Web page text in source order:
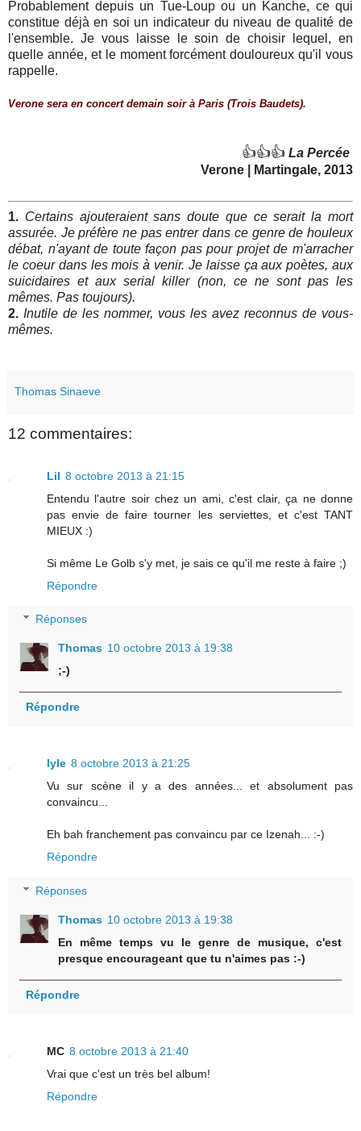
Probablement depuis un Tue-Loup ou un Kanche, ce qui
constitue déjà en soi un indicateur du niveau de qualité de
l'ensemble. Je vous laisse le soin de choisir lequel, en
quelle année, et le moment forcément douloureux qu'il vous
rappelle.
Verone sera en concert demain soir à Paris (Trois Baudets).
👍👍👍 La Percée
Verone | Martingale, 2013
1. Certains ajouteraient sans doute que ce serait la mort
assurée. Je préfère ne pas entrer dans ce genre de houleux
débat, n'ayant de toute façon pas pour projet de m'arracher
le coeur dans les mois à venir. Je laisse ça aux poètes, aux
suicidaires et aux serial killer (non, ce ne sont pas les
mêmes. Pas toujours).
2. Inutile de les nommer, vous les avez reconnus de vous-
mêmes.
Thomas Sinaeve
12 commentaires:
Lil 8 octobre 2013 à 21:15
Entendu l'autre soir chez un ami, c'est clair, ça ne donne
pas envie de faire tourner les serviettes, et c'est TANT
MIEUX :)
Si même Le Golb s'y met, je sais ce qu'il me reste à faire ;)
Répondre
Réponses
Thomas 10 octobre 2013 à 19:38
;-)
Répondre
lyle 8 octobre 2013 à 21:25
Vu sur scène il y a des années... et absolument pas
convaincu...
Eh bah franchement pas convaincu par ce Izenah... :-)
Répondre
Réponses
Thomas 10 octobre 2013 à 19:38
En même temps vu le genre de musique, c'est
presque encourageant que tu n'aimes pas :-)
Répondre
MC 8 octobre 2013 à 21:40
Vrai que c'est un très bel album!
Répondre